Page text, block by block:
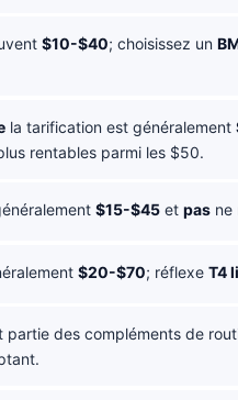
$10-$40; choisissez un
la tarification est généralement
rentables parmi les $50.
$15-$45 et pas ne
$20-$70; réflexe T4
partie des compléments de